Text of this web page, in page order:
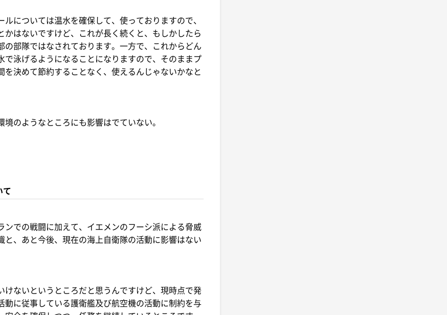
については温水を確保して、使っておりますので、
はないですけど、これが長く続くと、もしかしたら
部隊ではなされております。一方で、これからどん
泳げるようになることになりますので、そのままプ
決めて節約することなく、使えるんじゃないかなと
のようなところにも影響はでていない。
て
での戦闘に加えて、イエメンのフーシ派による脅威
、あと今後、現在の海上自衛隊の活動に影響はない
ないというところだと思うんですけど、現時点で発
に従事している護衛艦及び航空機の活動に制約を与